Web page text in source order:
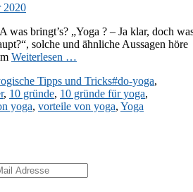
2020
was bringt’s? „Yoga ? – Ja klar, doch
solche und ähnliche Aussagen höre
Weiterlesen …
Tipps und TricksSchlagworte
#do-yoga,
, 10 gründe, 10 gründe für yoga,
yoga, vorteile von yoga, Yoga